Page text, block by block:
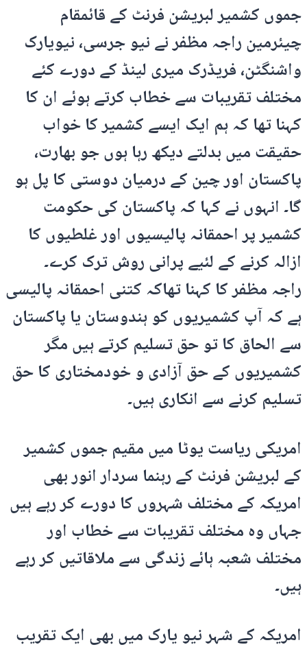
جموں کشمیر لبریشن فرنٹ کے قائمقام
چیئرمین راجہ مظفر نے نیو جرسی، نیویارک
واشنگٹن، فریڈرک میری لینڈ کے دورے کئے
مختلف تقریبات سے خطاب کرتے ہوئے ان کا
کہنا تھا کہ ہم ایک ایسے کشمیر کا خواب
حقیقت میں بدلتے دیکھ رہا ہوں جو بھارت،
پاکستان اور چین کے درمیان دوستی کا پل ہو
گا۔ انہوں نے کہا کہ پاکستان کی حکومت
کشمیر پر احمقانہ پالیسیوں اور غلطیوں کا
ازالہ کرنے کے لئیے پرانی روش ترک کرے۔
راجہ مظفر کا کہنا تھاکہ کتنی احمقانہ پالیسی
ہے کہ آپ کشمیریوں کو ہندوستان یا پاکستان
سے الحاق کا تو حق تسلیم کرتے ہیں مگر
کشمیریوں کے حق آزادی و خودمختاری کا حق
تسلیم کرنے سے انکاری ہیں۔
امریکی ریاست یوٹا میں مقیم جموں کشمیر
کے لبریشن فرنٹ کے رہنما سردار انور بھی
امریکہ کے مختلف شہروں کا دورے کر رہے ہیں
جہاں وہ مختلف تقریبات سے خطاب اور
مختلف شعبہ ہائے زندگی سے ملاقاتیں کر رہے
ہیں۔
امریکہ کے شہر نیو یارک میں بھی ایک تقریب